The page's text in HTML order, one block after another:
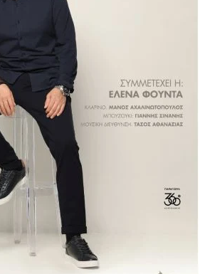
να
45
να